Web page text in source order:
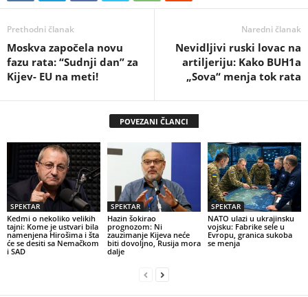
Prethodni članak
Moskva započela novu
fazu rata: “Sudnji dan” za
Kijev- EU na meti!
Naredni članak
Nevidljivi ruski lovac na
artiljeriju: Kako BUH1a
„Sova“ menja tok rata
POVEZANI ČLANCI
SPEKTAR
Kedmi o nekoliko velikih
tajni: Kome je ustvari bila
namenjena Hirošima i šta
će se desiti sa Nemačkom
i SAD
SPEKTAR
Hazin šokirao
prognozom: Ni
zauzimanje Kijeva neće
biti dovoljno, Rusija mora
dalje
SPEKTAR
NATO ulazi u ukrajinsku
vojsku: Fabrike sele u
Evropu, granica sukoba
se menja